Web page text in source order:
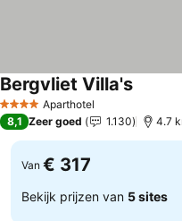
4 SterrenAparthotel
Bergvliet Villa's
8,1 Zeer goed 1.130 4.7
Van € 317
Bekijk prijzen van 5 sites